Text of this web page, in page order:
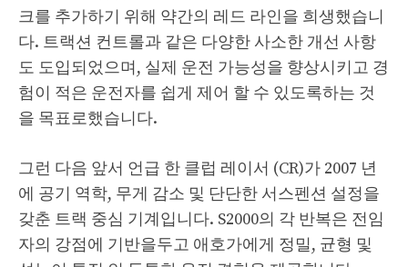
크를 추가하기 위해 약간의 레드 라인을 희생했습니
다. 트랙션 컨트롤과 같은 다양한 사소한 개선 사항
도 도입되었으며, 실제 운전 가능성을 향상시키고 경
험이 적은 운전자를 쉽게 제어 할 수 있도록하는 것
을 목표로했습니다.
그런 다음 앞서 언급 한 클럽 레이서 (CR)가 2007 년
에 공기 역학, 무게 감소 및 단단한 서스펜션 설정을
갖춘 트랙 중심 기계입니다. S2000의 각 반복은 전임
자의 강점에 기반을두고 애호가에게 정밀, 균형 및